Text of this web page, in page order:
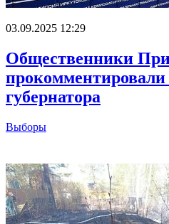
03.09.2025 12:29
Общественники
губернатора
Выборы